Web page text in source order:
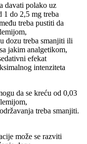
davati polako uz
1 do 2,5 mg treba
treba pustiti da
dozu treba smanjiti ili
jakim analgetikom,
efekat
intenziteta
da se kreću od 0,03
treba smanjiti.
može se razviti